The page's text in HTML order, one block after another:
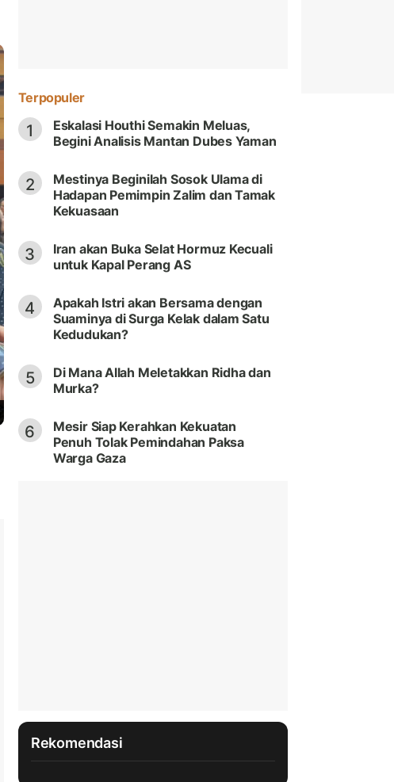
Terpopuler
1
Eskalasi Houthi Semakin Meluas,
Begini Analisis Mantan Dubes Yaman
2
Mestinya Beginilah Sosok Ulama di
Hadapan Pemimpin Zalim dan Tamak
Kekuasaan
3
Iran akan Buka Selat Hormuz Kecuali
untuk Kapal Perang AS
4
Apakah Istri akan Bersama dengan
Suaminya di Surga Kelak dalam Satu
Kedudukan?
5
Di Mana Allah Meletakkan Ridha dan
Murka?
6
Mesir Siap Kerahkan Kekuatan
Penuh Tolak Pemindahan Paksa
Warga Gaza
Rekomendasi